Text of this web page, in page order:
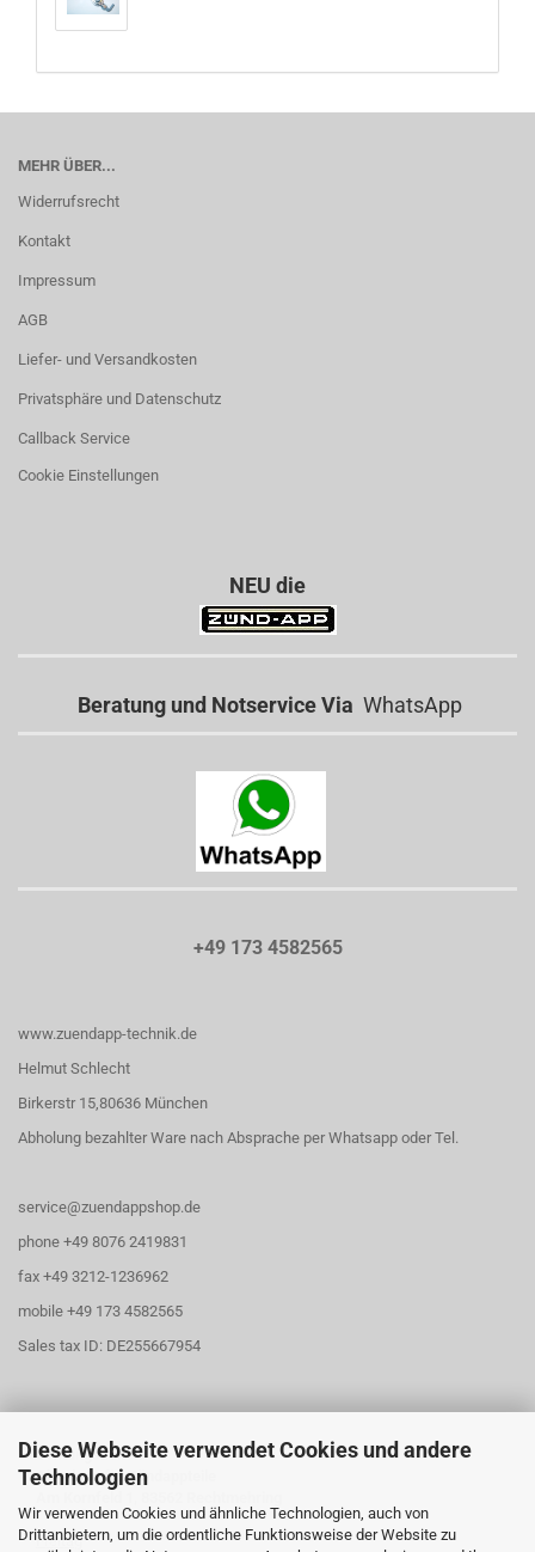
Diese Webseite verwendet Cookies und andere
Technologien
Wir verwenden Cookies und ähnliche Technologien, auch von
Drittanbietern, um die ordentliche Funktionsweise der Website zu
MEHR ÜBER...
Widerrufsrecht
Kontakt
Impressum
AGB
Liefer- und Versandkosten
Privatsphäre und Datenschutz
Callback Service
Cookie Einstellungen
NEU die
Beratung und Notservice Via WhatsApp
+49 173 4582565
www.zuendapp-technik.de
Helmut Schlecht
Birkerstr 15,80636 München
Abholung bezahlter Ware nach Absprache per Whatsapp oder Tel.
service@zuendappshop.de
phone +49 8076 2419831
fax +49 3212-1236962
mobile +49 173 4582565
Sales tax ID: DE255667954
Öffnungszeiten
Abholung für Zündappteile
Freitag